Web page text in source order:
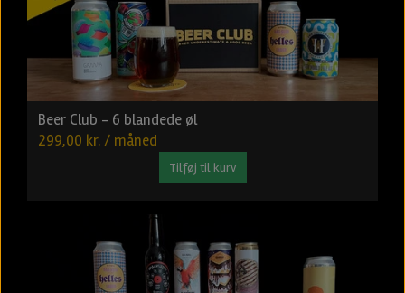
Beer Club - 6 blandede øl
299,00 kr. / måned
Tilføj til kurv